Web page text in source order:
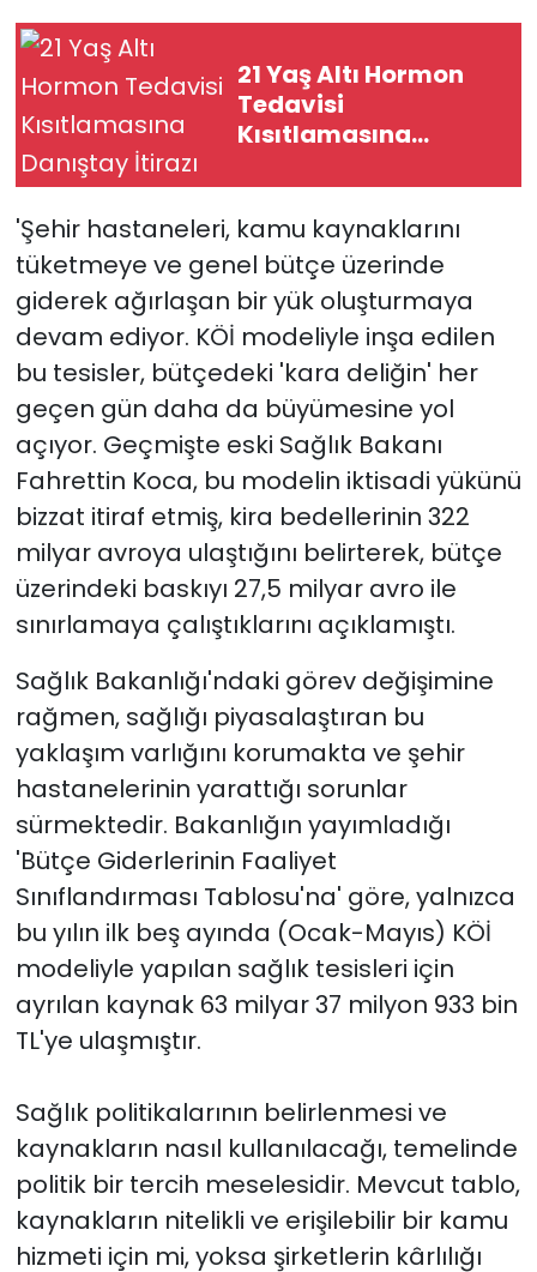
21 Yaş Altı Hormon
Tedavisi
Kısıtlamasına
'Şehir hastaneleri, kamu kaynaklarını
tüketmeye ve genel bütçe üzerinde
giderek ağırlaşan bir yük oluşturmaya
devam ediyor. KÖİ modeliyle inşa edilen
bu tesisler, bütçedeki 'kara deliğin' her
geçen gün daha da büyümesine yol
açıyor. Geçmişte eski Sağlık Bakanı
Fahrettin Koca, bu modelin iktisadi yükünü
bizzat itiraf etmiş, kira bedellerinin 322
milyar avroya ulaştığını belirterek, bütçe
üzerindeki baskıyı 27,5 milyar avro ile
sınırlamaya çalıştıklarını açıklamıştı.
Sağlık Bakanlığı'ndaki görev değişimine
rağmen, sağlığı piyasalaştıran bu
yaklaşım varlığını korumakta ve şehir
hastanelerinin yarattığı sorunlar
sürmektedir. Bakanlığın yayımladığı
'Bütçe Giderlerinin Faaliyet
Sınıflandırması Tablosu'na' göre, yalnızca
bu yılın ilk beş ayında (Ocak-Mayıs) KÖİ
modeliyle yapılan sağlık tesisleri için
ayrılan kaynak 63 milyar 37 milyon 933 bin
TL'ye ulaşmıştır.
Sağlık politikalarının belirlenmesi ve
kaynakların nasıl kullanılacağı, temelinde
politik bir tercih meselesidir. Mevcut tablo,
kaynakların nitelikli ve erişilebilir bir kamu
hizmeti için mi, yoksa şirketlerin kârlılığı